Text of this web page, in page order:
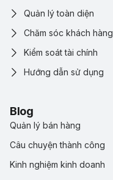
Quản lý toàn diện
Chăm sóc khách hàng
Kiểm soát tài chính
Hướng dẫn sử dụng
Blog
Quản lý bán hàng
Câu chuyện thành công
Kinh nghiệm kinh doanh